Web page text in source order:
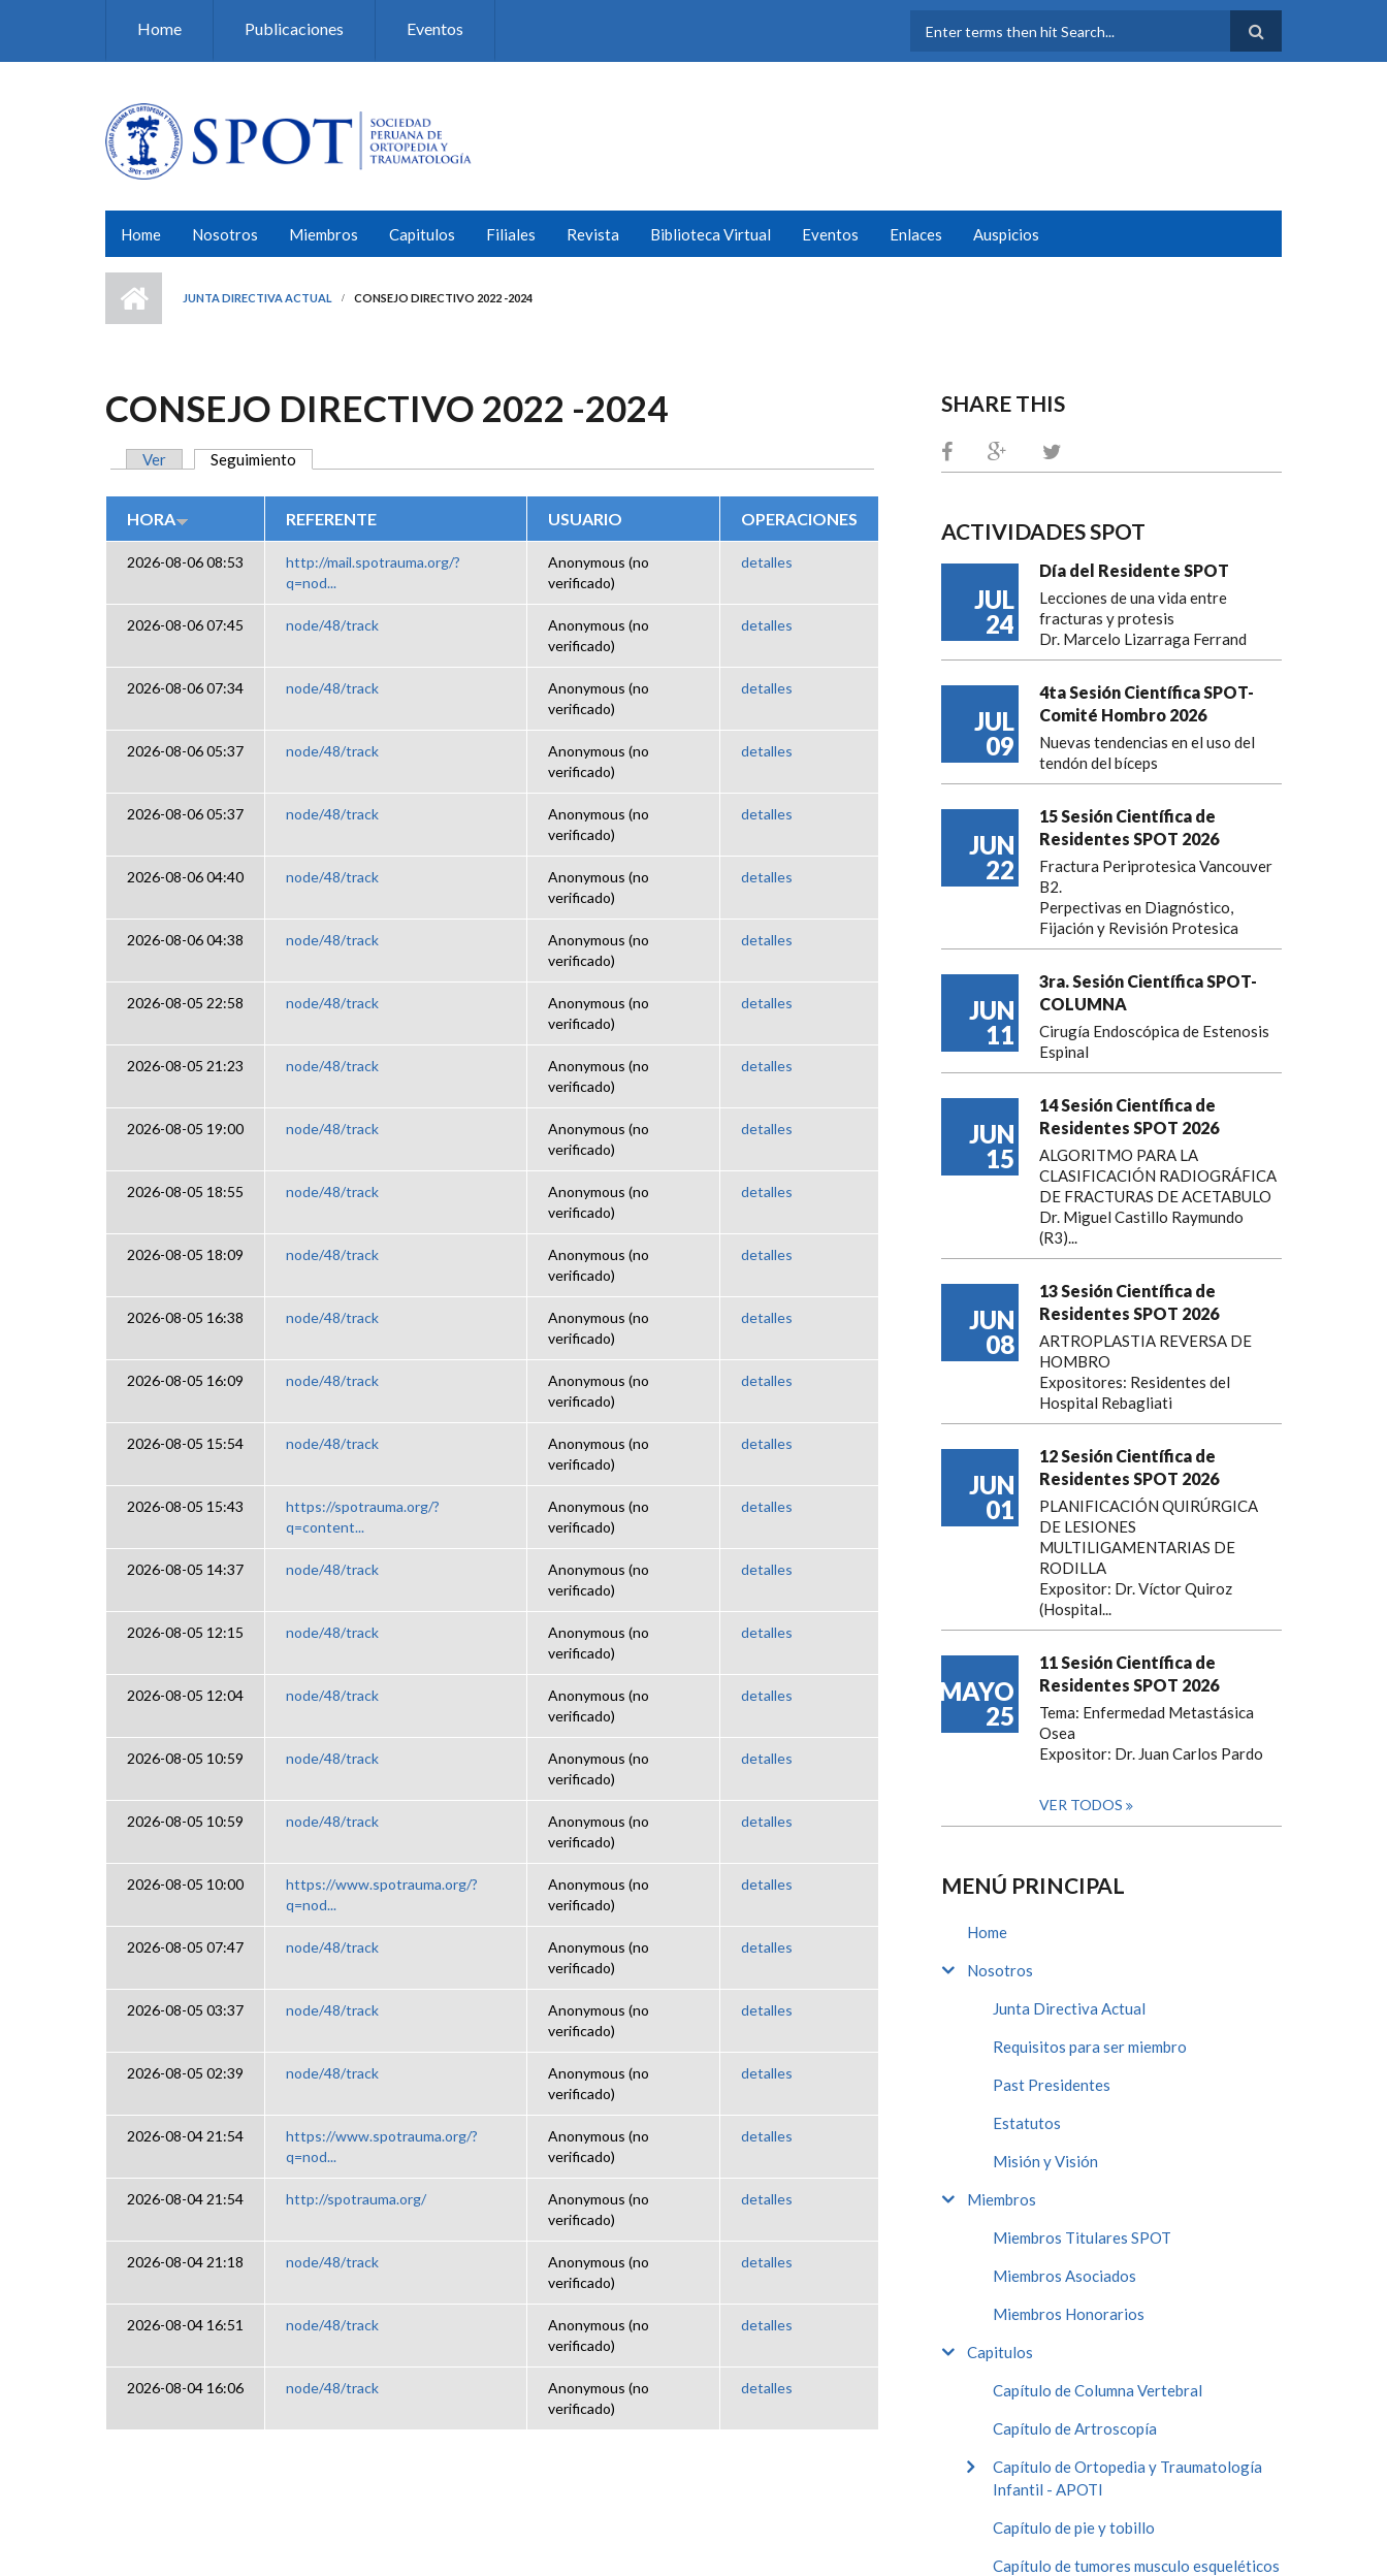
Home Publicaciones Eventos
FORMULARIO DE
Home Nosotros Miembros Capitulos Filiales Revista Biblioteca Virtual Eventos Enlaces Auspicios
JUNTA DIRECTIVA ACTUAL CONSEJO DIRECTIVO 2022 -2024
CONSEJO DIRECTIVO 2022 -2024
SOLAPAS PRINCIPALES
Ver Seguimiento
HORA REFERENTE USUARIO OPERACIONES
2026-08-06 08:53
http://mail.spotrauma.org/?
q=nod...
Anonymous (no
verificado)
detalles
2026-08-06 07:45 node/48/track
Anonymous (no
verificado)
detalles
2026-08-06 07:34 node/48/track
Anonymous (no
verificado)
detalles
2026-08-06 05:37 node/48/track
Anonymous (no
verificado)
detalles
2026-08-06 05:37 node/48/track
Anonymous (no
verificado)
detalles
2026-08-06 04:40 node/48/track
Anonymous (no
verificado)
detalles
2026-08-06 04:38 node/48/track
Anonymous (no
verificado)
detalles
2026-08-05 22:58 node/48/track
Anonymous (no
verificado)
detalles
2026-08-05 21:23 node/48/track
Anonymous (no
verificado)
detalles
2026-08-05 19:00 node/48/track
Anonymous (no
verificado)
detalles
2026-08-05 18:55 node/48/track
Anonymous (no
verificado)
detalles
2026-08-05 18:09 node/48/track
Anonymous (no
verificado)
detalles
2026-08-05 16:38 node/48/track
Anonymous (no
verificado)
detalles
2026-08-05 16:09 node/48/track
Anonymous (no
verificado)
detalles
2026-08-05 15:54 node/48/track
Anonymous (no
verificado)
detalles
2026-08-05 15:43
https://spotrauma.org/?
q=content...
Anonymous (no
verificado)
detalles
2026-08-05 14:37 node/48/track
Anonymous (no
verificado)
detalles
2026-08-05 12:15 node/48/track
Anonymous (no
verificado)
detalles
2026-08-05 12:04 node/48/track
Anonymous (no
verificado)
detalles
2026-08-05 10:59 node/48/track
Anonymous (no
verificado)
detalles
2026-08-05 10:59 node/48/track
Anonymous (no
verificado)
detalles
2026-08-05 10:00
https://www.spotrauma.org/?
q=nod...
Anonymous (no
verificado)
detalles
2026-08-05 07:47 node/48/track
Anonymous (no
verificado)
detalles
2026-08-05 03:37 node/48/track
Anonymous (no
verificado)
detalles
2026-08-05 02:39 node/48/track
Anonymous (no
verificado)
detalles
2026-08-04 21:54
https://www.spotrauma.org/?
q=nod...
Anonymous (no
verificado)
detalles
2026-08-04 21:54 http://spotrauma.org/
Anonymous (no
verificado)
detalles
2026-08-04 21:18 node/48/track
Anonymous (no
verificado)
detalles
2026-08-04 16:51 node/48/track
Anonymous (no
verificado)
detalles
2026-08-04 16:06 node/48/track
Anonymous (no
verificado)
detalles
SHARE THIS
ACTIVIDADES SPOT
JUL
24
Día del Residente SPOT
Lecciones de una vida entre
fracturas y protesis
Dr. Marcelo Lizarraga Ferrand
JUL
09
4ta Sesión Científica SPOT-
Comité Hombro 2026
Nuevas tendencias en el uso del
tendón del bíceps
JUN
22
15 Sesión Científica de
Residentes SPOT 2026
Fractura Periprotesica Vancouver
B2.
Perpectivas en Diagnóstico,
Fijación y Revisión Protesica
JUN
11
3ra. Sesión Científica SPOT-
COLUMNA
Cirugía Endoscópica de Estenosis
Espinal
JUN
15
14 Sesión Científica de
Residentes SPOT 2026
ALGORITMO PARA LA
CLASIFICACIÓN RADIOGRÁFICA
DE FRACTURAS DE ACETABULO
Dr. Miguel Castillo Raymundo
(R3)...
JUN
08
13 Sesión Científica de
Residentes SPOT 2026
ARTROPLASTIA REVERSA DE
HOMBRO
Expositores: Residentes del
Hospital Rebagliati
JUN
01
12 Sesión Científica de
Residentes SPOT 2026
PLANIFICACIÓN QUIRÚRGICA
DE LESIONES
MULTILIGAMENTARIAS DE
RODILLA
Expositor: Dr. Víctor Quiroz
(Hospital...
MAYO
25
11 Sesión Científica de
Residentes SPOT 2026
Tema: Enfermedad Metastásica
Osea
Expositor: Dr. Juan Carlos Pardo
VER TODOS
MENÚ PRINCIPAL
Home
Nosotros
Junta Directiva Actual
Requisitos para ser miembro
Past Presidentes
Estatutos
Misión y Visión
Miembros
Miembros Titulares SPOT
Miembros Asociados
Miembros Honorarios
Capitulos
Capítulo de Columna Vertebral
Capítulo de Artroscopía
Capítulo de Ortopedia y Traumatología
Infantil - APOTI
Capítulo de pie y tobillo
Capítulo de tumores musculo esqueléticos